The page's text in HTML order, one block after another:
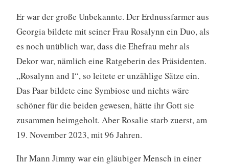
Er war der große Unbekannte. Der Erdnussfarmer aus
Georgia bildete mit seiner Frau Rosalynn ein Duo, als
es noch unüblich war, dass die Ehefrau mehr als
Dekor war, nämlich eine Ratgeberin des Präsidenten.
„Rosalynn and I“, so leitete er unzählige Sätze ein.
Das Paar bildete eine Symbiose und nichts wäre
schöner für die beiden gewesen, hätte ihr Gott sie
zusammen heimgeholt. Aber Rosalie starb zuerst, am
19. November 2023, mit 96 Jahren.
Ihr Mann Jimmy war ein gläubiger Mensch in einer